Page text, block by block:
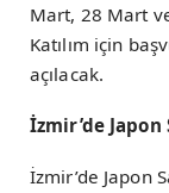
Mart, 28 Mart
Katılım için
açılacak.
İzmir’de
İzmir’de Japon